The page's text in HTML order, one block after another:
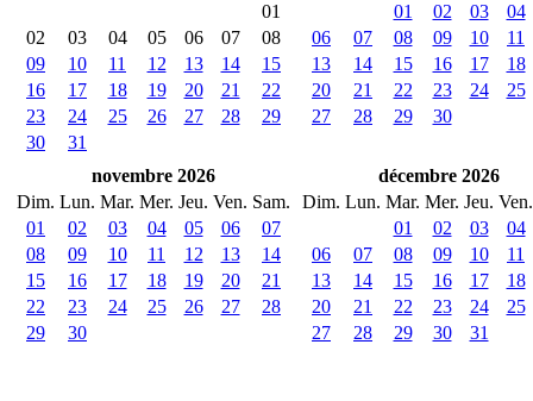
01
02
03 04 05 06 07
08
09
10 11 12 13 14
15
16
17 18 19 20 21
22
23
24 25 26 27 28
29
30
31
01
02 03
04
06
07 08 09 10
11
13
14 15 16 17
18
20
21 22 23 24
25
27
28 29 30
novembre 2026
Dim. Lun. Mar. Mer. Jeu. Ven. Sam.
01
02 03 04 05 06
07
08
09 10 11 12 13
14
15
16 17 18 19 20
21
22
23 24 25 26 27
28
29
30
décembre 2026
Dim. Lun. Mar. Mer. Jeu. Ven.
01
02 03
04
06
07 08 09 10
11
13
14 15 16 17
18
20
21 22 23 24
25
27
28 29 30 31